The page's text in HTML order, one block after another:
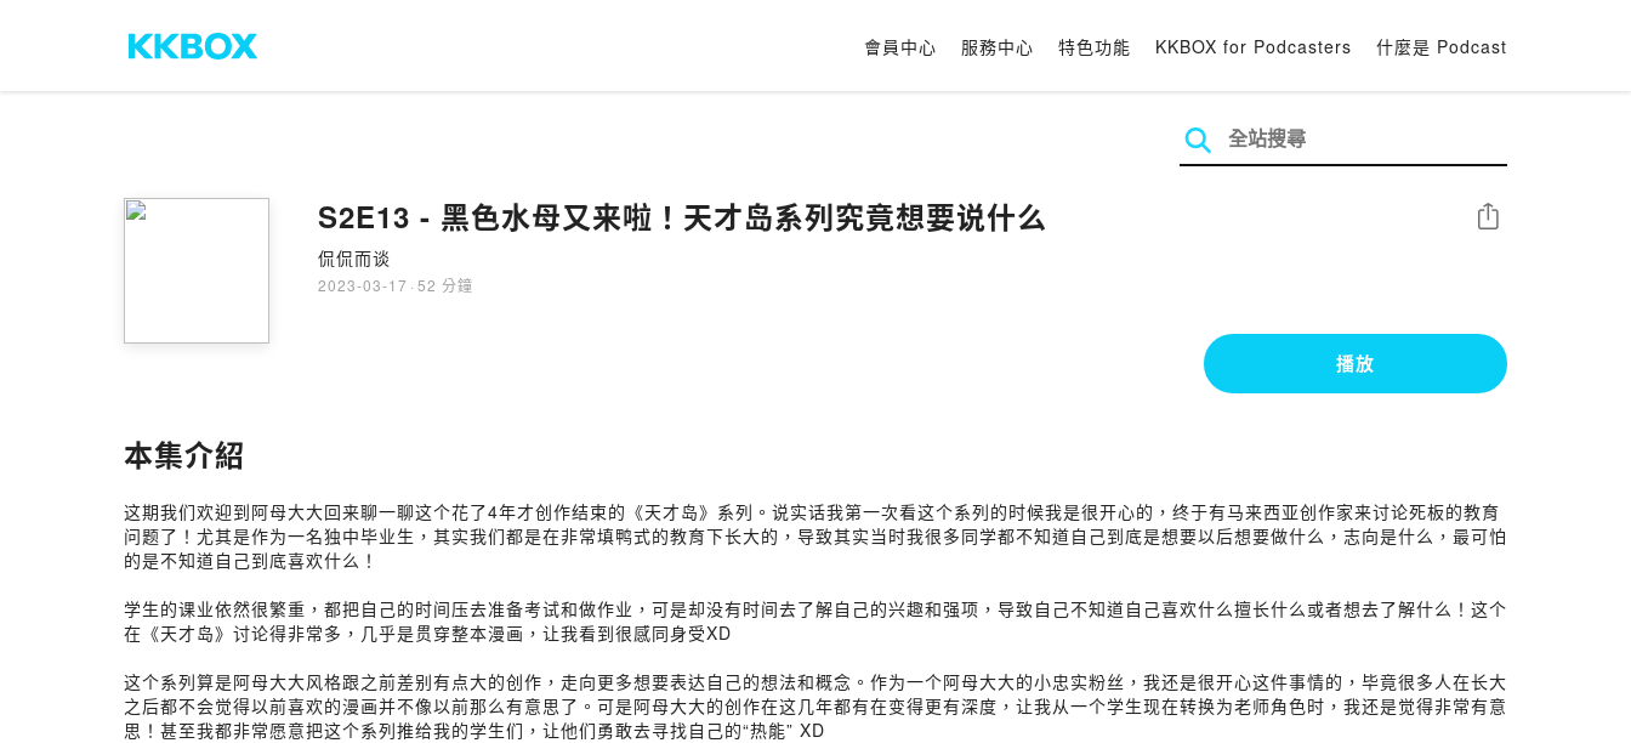
會員中心 服務中心 特色功能 KKBOX for Podcasters 什麼是 Podcast
S2E13 - 黑色水母又来啦！天才岛系列究竟想要说什么
侃侃而谈
2023-03-17 · 52 分鐘
分享
播放
本集介紹
这期我们欢迎到阿母大大回来聊一聊这个花了4年才创作结束的《天才岛》系列。说实话我第一次看这个系列的时候我是很开心的，终于有马来西亚创作家来讨论死板的教育
问题了！尤其是作为一名独中毕业生，其实我们都是在非常填鸭式的教育下长大的，导致其实当时我很多同学都不知道自己到底是想要以后想要做什么，志向是什么，最可怕
的是不知道自己到底喜欢什么！
学生的课业依然很繁重，都把自己的时间压去准备考试和做作业，可是却没有时间去了解自己的兴趣和强项，导致自己不知道自己喜欢什么擅长什么或者想去了解什么！这个
在《天才岛》讨论得非常多，几乎是贯穿整本漫画，让我看到很感同身受XD
这个系列算是阿母大大风格跟之前差别有点大的创作，走向更多想要表达自己的想法和概念。作为一个阿母大大的小忠实粉丝，我还是很开心这件事情的，毕竟很多人在长大
之后都不会觉得以前喜欢的漫画并不像以前那么有意思了。可是阿母大大的创作在这几年都有在变得更有深度，让我从一个学生现在转换为老师角色时，我还是觉得非常有意
思！甚至我都非常愿意把这个系列推给我的学生们，让他们勇敢去寻找自己的“热能” XD